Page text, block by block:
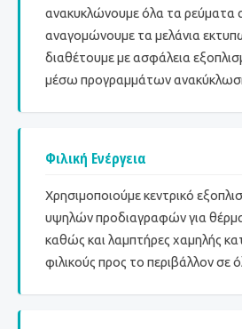
ανακυκλώνουμε όλα τα ρεύματα
αναγομώνουμε τα μελάνια
διαθέτουμε με ασφάλεια
μέσω προγραμμάτων
Φιλική Ενέργεια
Χρησιμοποιούμε κεντρικό
υψηλών προδιαγραφών για
καθώς και λαμπτήρες χαμηλής
φιλικούς προς το περιβάλλον σε